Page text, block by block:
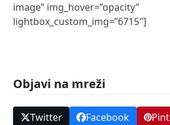
image” img_hover=”opacity”
lightbox_custom_img=”6715″]
Objavi na mreži
Twitter Facebook